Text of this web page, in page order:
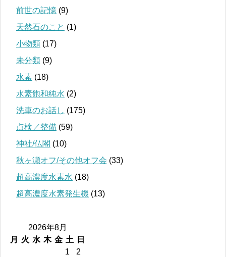
前世の記憶 (9)
天然石のこと (1)
小物類 (17)
未分類 (9)
水素 (18)
水素飽和純水 (2)
洗車のお話し (175)
点検／整備 (59)
神社/仏閣 (10)
秋ヶ瀬オフ/その他オフ会 (33)
超高濃度水素水 (18)
超高濃度水素発生機 (13)
2026年8月
月
火 水 木 金 土
日
1
2